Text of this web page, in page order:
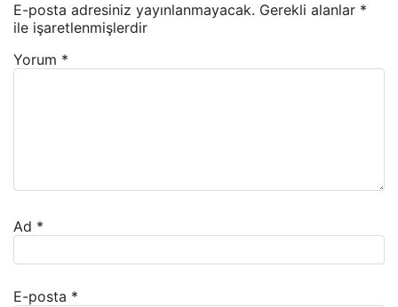
E-posta adresiniz yayınlanmayacak. Gerekli alanlar *
ile işaretlenmişlerdir
Yorum *
Ad *
E-posta *